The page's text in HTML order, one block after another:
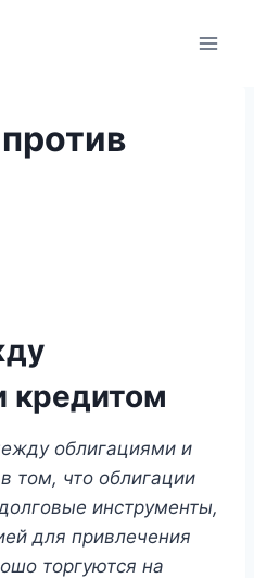
кредитом
облигациями и
том, что облигации
инструменты,
для привлечения
торгуются на